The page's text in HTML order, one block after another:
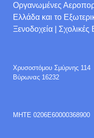
Οργανωμένες
Ελλάδα και το
Ξενοδοχεία | Σχολικές
Χρυσοστόμου Σμύρνης 114
Βύρωνας 16232
ΜΗΤΕ 0206E60000368900